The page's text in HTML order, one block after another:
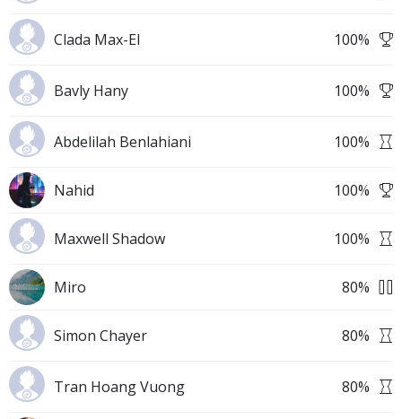
Clada Max-El 100%
Bavly Hany 100%
Abdelilah Benlahiani 100%
Nahid 100%
Maxwell Shadow 100%
Miro 80%
Simon Chayer 80%
Tran Hoang Vuong 80%